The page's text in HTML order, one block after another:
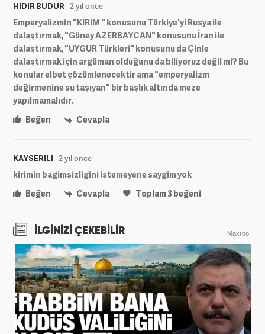
HIDIR BUDUR 2 yıl önce
Emperyalizmin "KIRIM " konusunu Türkiye'yi Rusya ile
dalaştırmak, "Güney AZERBAYCAN" konusunu İran ile
dalaştırmak, "UYGUR Türkleri" konusunu da Çinle
dalaştırmak için argüman olduğunu da biliyoruz değil mi? Bu
konular elbet çözümlenecektir ama "emperyalizm
değirmenine su taşıyan" bir başlık altında meze
yapılmamalıdır.
Beğen
Cevapla
KAYSERILI 2 yıl önce
kirimin bagimsizligini istemeyene saygim yok
Beğen
Cevapla Toplam3beğeni
İLGİNİZİ ÇEKEBİLİR Makroo